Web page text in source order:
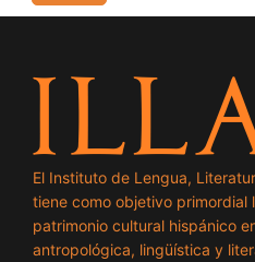
El Instituto de Lengua,
tiene como objetivo primordial
patrimonio cultural hispánico
antropológica, lingüística y